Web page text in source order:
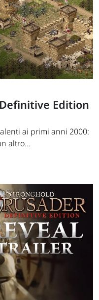
Edition
ai primi anni 2000:
altro...